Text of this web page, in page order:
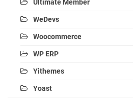
Ultimate Member
WeDevs
Woocommerce
WP ERP
Yithemes
Yoast